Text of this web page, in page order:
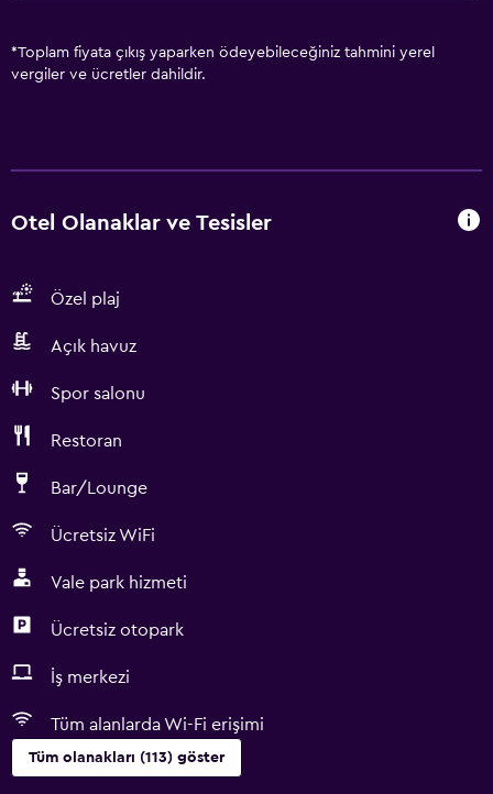
*Toplam fiyata çıkış yaparken ödeyebileceğiniz tahmini yerel
vergiler ve ücretler dahildir.
Otel Olanaklar ve Tesisler
Özel plaj
Açık havuz
Spor salonu
Restoran
Bar/Lounge
Ücretsiz WiFi
Vale park hizmeti
Ücretsiz otopark
İş merkezi
Tüm alanlarda Wi-Fi erişimi
Tüm olanakları (113) göster